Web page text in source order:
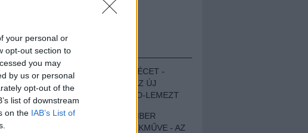
your personal or
opt-out section to
you may
by us or personal
opt-out of the
list of downstream
on the IAB’s List of
EZT HALLGASD!
MEGUGROTTÁK A LÉCET -
MEGHALLGATTUK AZ ÚJ
PROTEST THE HERO-LEMEZT
EGY DÜHÖS VÉNEMBER
UNIVERZÁLIS REMEKMŰVE - AZ